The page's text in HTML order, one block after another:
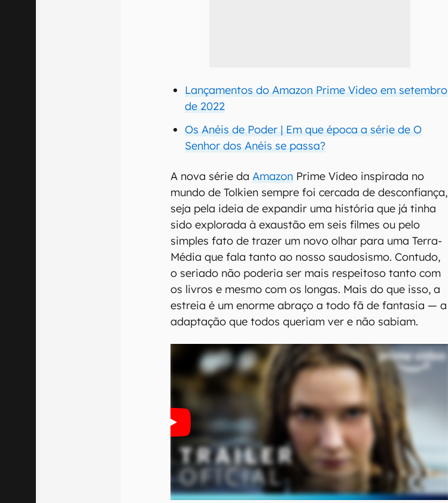
Lançamentos do Amazon Prime Video em setembro
de 2022
Os Anéis de Poder | Em que época a série de O
Senhor dos Anéis se passa?
A nova série daAmazon Prime Video inspirada no
mundo de Tolkien sempre foi cercada de desconfiança,
seja pela ideia de expandir uma história que já tinha
sido explorada à exaustão em seis filmes ou pelo
simples fato de trazer um novo olhar para uma Terra-
Média que fala tanto ao nosso saudosismo. Contudo,
o seriado não poderia ser mais respeitoso tanto com
os livros e mesmo com os longas. Mais do que isso, a
estreia é um enorme abraço a todo fã de fantasia — a
adaptação que todos queriam ver e não sabiam.